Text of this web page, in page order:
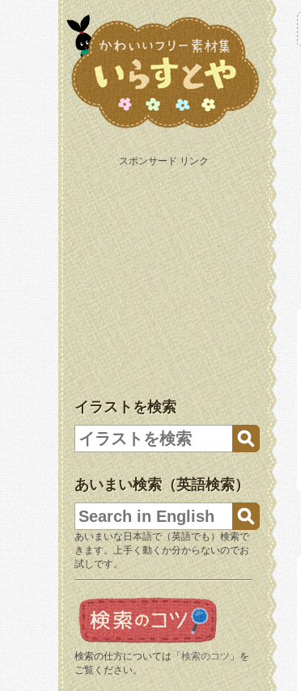
スポンサード リンク
イラストを検索
あいまい検索（英語検索）
あいまいな日本語で（英語でも）検索で
きます。上手く動くか分からないのでお
試しです。
検索の仕方については「 検索のコツ 」を
ご覧ください。